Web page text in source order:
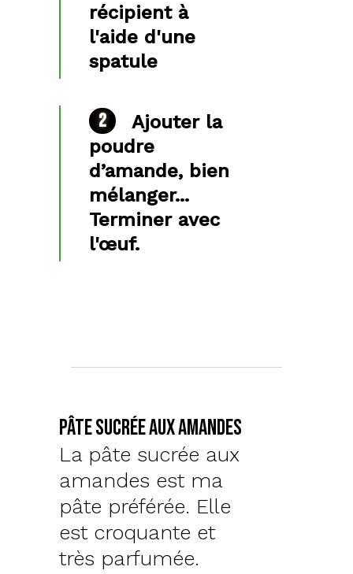
récipient à
l'aide d'une
spatule
Ajouter la
poudre
d’amande, bien
mélanger...
Terminer avec
l'œuf.
Pâte sucrée aux amandes
La pâte sucrée aux
amandes est ma
pâte préférée. Elle
est croquante et
très parfumée.